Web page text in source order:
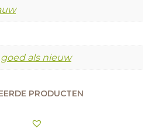
als nieuw
PRODUCTEN